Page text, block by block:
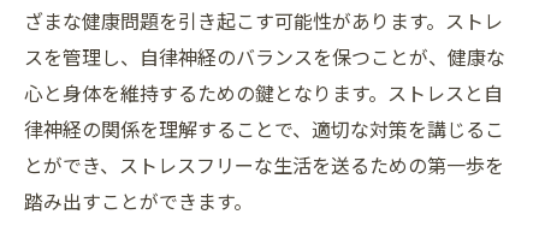
深呼吸が自律神経に与えるプラスの効果
瞑想の基本と自律神経への影響
自宅でできる簡単な瞑想テクニック
深呼吸と瞑想を組み合わせた効果的な方法
自律神経を整えるための毎日のリラクゼー
ション
ざまな健康問題を引き起こす可能性があります。ストレ
スを管理し、自律神経のバランスを保つことが、健康な
心と身体を維持するための鍵となります。ストレスと自
律神経の関係を理解することで、適切な対策を講じるこ
とができ、ストレスフリーな生活を送るための第一歩を
踏み出すことができます。